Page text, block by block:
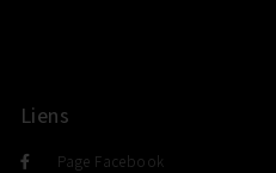
Liens
Page Facebook